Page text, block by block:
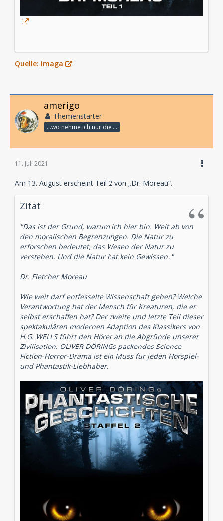
Quelle: Imaga
amerigo
Themenstarter
...wo nehme ich nur die Zeit her, so vieles nicht zu hören?
11. Juli 2021
Am 13. August erscheint Teil 2 von „Dr. Moreau“.
Zitat
"Das ist der Grund, warum ich hier bin. Weit ab von
den moralischen Begrenzungen. Die Natur zu
erforschen bedeutet, das Wesen der Natur zu
verstehen. Und die Natur hat kein Gewissen."
Dr. Fletcher Moreau
Wie weit darf entfesselte Wissenschaft gehen? Welche
Verantwortung hat der Mensch für Kreaturen, die er
selbst erschaffen hat? Der zweite und letzte Teil dieser
spektakulären modernen Adaption des Klassikers von
H.G. WELLS führt den Hörer an die Abgründe unserer
Zivilisation. OLIVER DÖRINGs packendes Science
Fiction-Horror-Drama ist ein Muss für jeden Hörspiel-
und Phantastik-Liebhaber.